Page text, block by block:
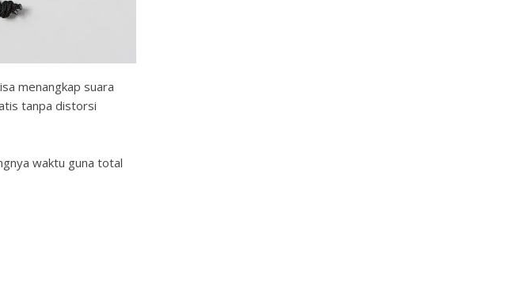
menangkap suara
tanpa distorsi
waktu guna total